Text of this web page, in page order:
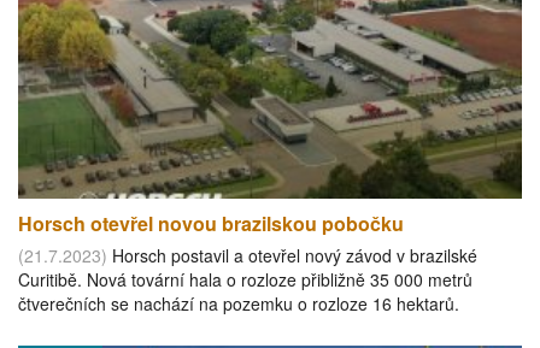
Horsch otevřel novou brazilskou pobočku
(21.7.2023) Horsch postavil a otevřel nový závod v brazilské
Curitibě. Nová tovární hala o rozloze přibližně 35 000 metrů
čtverečních se nachází na pozemku o rozloze 16 hektarů.